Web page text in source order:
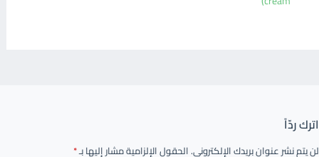
اترك ردّاً
لن يتم نشر عنوان بريدك الإلكتروني.الحقول الإلزامية مشار إليها بـ*